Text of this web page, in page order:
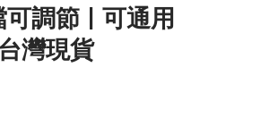
可調節 | 可通用
灣現貨